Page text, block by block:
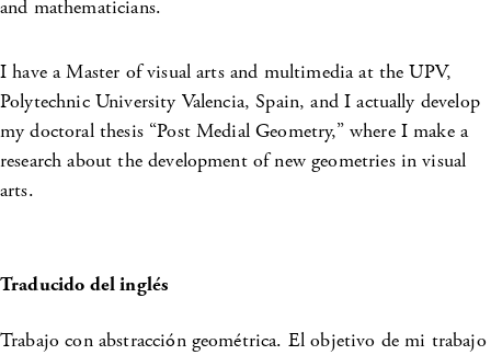
and mathematicians.
I have a Master of visual arts and multimedia at the UPV,
Polytechnic University Valencia, Spain, and I actually develop
my doctoral thesis “Post Medial Geometry,” where I make a
research about the development of new geometries in visual
arts.
Traducido del inglés
Trabajo con abstracción geométrica. El objetivo de mi trabajo